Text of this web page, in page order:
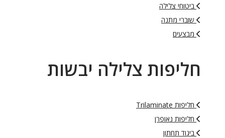
ביטוחי צלילה
שוברי מתנה
מבצעים
חליפות צלילה יבשות
חליפות Trilaminate
חליפות נאופרן
ביגוד תחתון